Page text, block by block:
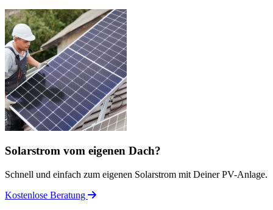
Solarstrom vom eigenen Dach?
Schnell und einfach zum eigenen Solarstrom mit Deiner PV-Anlage.
Kostenlose Beratung